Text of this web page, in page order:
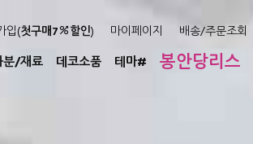
입(첫구매7 할인) 마이페이지 배송/주문조회
/재료 데코소품 테마# 봉안당리스